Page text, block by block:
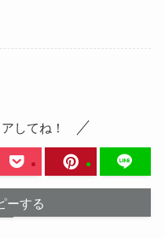
してね！
ーする